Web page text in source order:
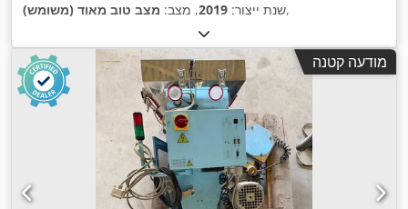
שנת ייצור: 2019, מצב: מצב טוב מאוד (משומש) ,
מודעה קטנה